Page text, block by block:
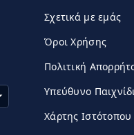
Σχετικά με εμάς
Όροι Χρήσης
Πολιτική
Υπεύθυνο
Χάρτης Ιστότοπου